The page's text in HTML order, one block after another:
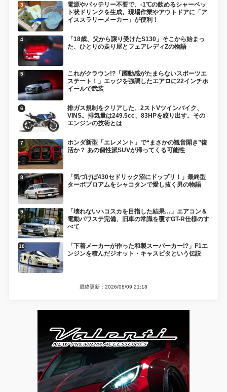
電源やバッテリー不要で、-1℃の飲めるシャーベッ
ト状ドリンクを生成。現場作業やアウトドアに「ア
イススラリーメーカー」が便利！
「18歳、父から譲り受けたS130」そこから始まっ
た、ひとりの走り屋とフェアレディZの物語
これがクラウン!?「躍動感がたまらないスポーツエ
ステート！」エッジを強調したエアロに22インチホ
イールで武装
排ガス規制をクリアした、2ストVツインバイク、
VINS。排気量は249.5cc、83HPを絞り出す。その
エンジンの技術とは
ホンダ新型「エレメント」で“まさかの観音開き”復
活か？ あの個性派SUVが帰ってくる可能性
「気づけば430セドリック沼にドップリ！」最終型
ターボブロアムをシャコタンで愛し抜く男の物語
「壊れないハコスカを目指した結果…」エアコン＆
電動パワステ完備、旧車の常識を覆すGT-R仕様のす
べて
「下着メーカーが作った和製スーパーカー!?」F1エ
ンジンを積んだジオット・キャスピタという伝説
最終更新：2026/08/09 21:18